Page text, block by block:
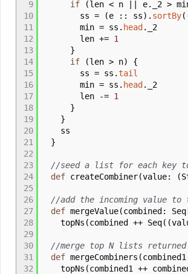
9
10
11
12
13
14
15
16
17
18
19
20
21
22
23
24
25
26
27
28
29
30
31
32
if (len < n || e. 2 >
ss = (e :: ss) . sortBy(
min = ss. head .
2
len += 1
}
if
(len > n)
{
ss = ss.tail
min = ss. head .
2
len -= 1
}
}
ss
}
//seed a list for each key
def createCombiner(value: (
//add the incoming value
def mergeValue(combined : Seq
topNs (combined ++ Seq( (
//merge top N lists
def mergeCombiners (combined1
topNs (combined1 ++